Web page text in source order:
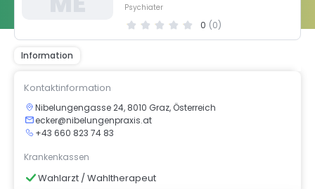
Psychiater
0 (0)
Information
Kontaktinformation
Nibelungengasse 24, 8010 Graz, Österreich
ecker@nibelungenpraxis.at
+43 660 823 74 83
Krankenkassen
Wahlarzt / Wahltherapeut